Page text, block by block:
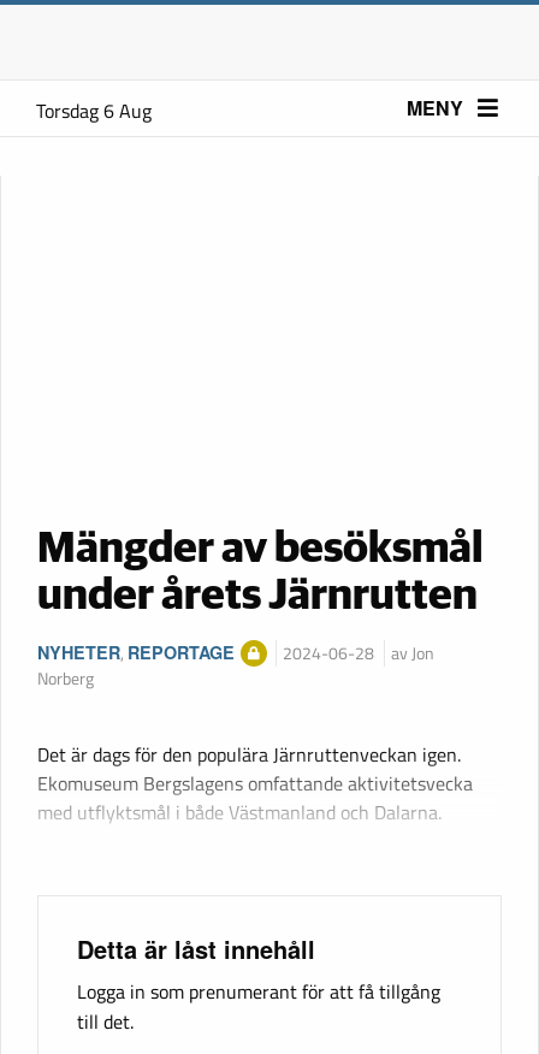
Torsdag 6 Aug MENY
Mängder av besöksmål
under årets Järnrutten
NYHETER, REPORTAGE 2024-06-28
av Jon
Norberg
Det är dags för den populära Järnruttenveckan igen.
Ekomuseum Bergslagens omfattande aktivitetsvecka
med utflyktsmål i både Västmanland och Dalarna.
Detta är låst innehåll
Logga in som prenumerant för att få tillgång
till det.